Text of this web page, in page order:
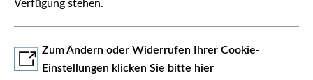
Verfügung stehen.
Zum Ändern oder Widerrufen Ihrer Cookie-
Einstellungen klicken Sie bitte hier